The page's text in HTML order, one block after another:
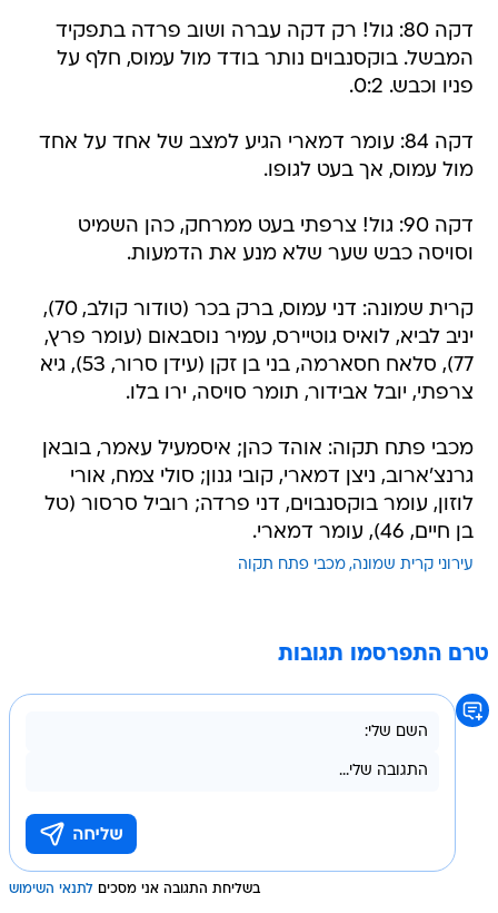
דקה 80: גול! רק דקה עברה ושוב פרדה בתפקיד
המבשל. בוקסנבוים נותר בודד מול עמוס, חלף על
פניו וכבש. 0:2.
דקה 84: עומר דמארי הגיע למצב של אחד על אחד
מול עמוס, אך בעט לגופו.
דקה 90: גול! צרפתי בעט ממרחק, כהן השמיט
וסויסה כבש שער שלא מנע את הדמעות.
קרית שמונה: דני עמוס, ברק בכר (טודור קולב, 70),
יניב לביא, לואיס גוטיירס, עמיר נוסבאום (עומר פרץ,
77), סלאח חסארמה, בני בן זקן (עידן סרור, 53), גיא
צרפתי, יובל אבידור, תומר סויסה, ירו בלו.
מכבי פתח תקוה: אוהד כהן; איסמעיל עאמר, בובאן
גרנצ'ארוב, ניצן דמארי, קובי גנון; סולי צמח, אורי
לוזון, עומר בוקסנבוים, דני פרדה; רוביל סרסור (טל
בן חיים, 46), עומר דמארי.
עירוני קרית שמונה מכבי פתח תקוה
טרם התפרסמו תגובות
בשליחת התגובה אני מסכים לתנאי השימוש